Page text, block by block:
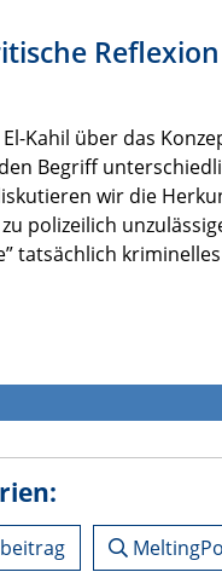
Kahil über das
Begriff
wir die
polizeilich
tatsächlich